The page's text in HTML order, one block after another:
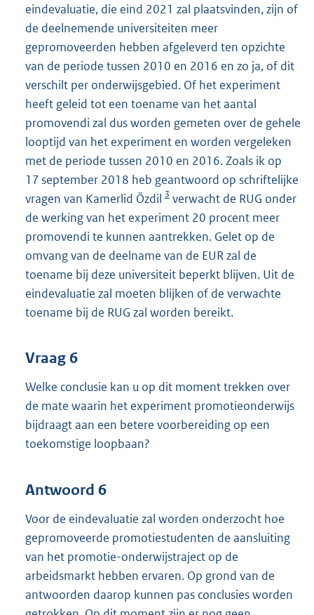
eindevaluatie, die eind 2021 zal plaatsvinden, zijn of
de deelnemende universiteiten meer
gepromoveerden hebben afgeleverd ten opzichte
van de periode tussen 2010 en 2016 en zo ja, of dit
verschilt per onderwijsgebied. Of het experiment
heeft geleid tot een toename van het aantal
promovendi zal dus worden gemeten over de gehele
looptijd van het experiment en worden vergeleken
met de periode tussen 2010 en 2016. Zoals ik op
17 september 2018 heb geantwoord op schriftelijke
vragen van Kamerlid Özdil 3 verwacht de RUG onder
de werking van het experiment 20 procent meer
promovendi te kunnen aantrekken. Gelet op de
omvang van de deelname van de EUR zal de
toename bij deze universiteit beperkt blijven. Uit de
eindevaluatie zal moeten blijken of de verwachte
toename bij de RUG zal worden bereikt.
Vraag 6
Welke conclusie kan u op dit moment trekken over
de mate waarin het experiment promotieonderwijs
bijdraagt aan een betere voorbereiding op een
toekomstige loopbaan?
Antwoord 6
Voor de eindevaluatie zal worden onderzocht hoe
gepromoveerde promotiestudenten de aansluiting
van het promotie-onderwijstraject op de
arbeidsmarkt hebben ervaren. Op grond van de
antwoorden daarop kunnen pas conclusies worden